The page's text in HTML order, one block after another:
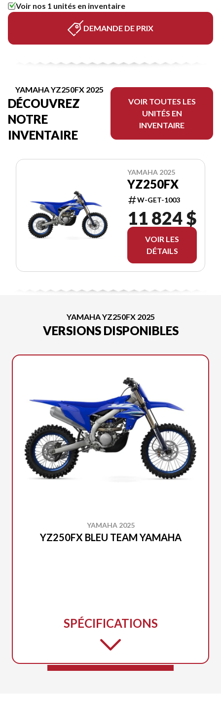
Voir nos 1 unités en inventaire
DEMANDE DE PRIX
YAMAHA YZ250FX 2025
DÉCOUVREZ
NOTRE
INVENTAIRE
VOIR TOUTES LES
UNITÉS EN
INVENTAIRE
YAMAHA 2025
YZ250FX
W-GET-1003
11 824 $
VOIR LES
DÉTAILS
YAMAHA YZ250FX 2025
VERSIONS DISPONIBLES
YAMAHA 2025
YZ250FX BLEU TEAM YAMAHA
SPÉCIFICATIONS